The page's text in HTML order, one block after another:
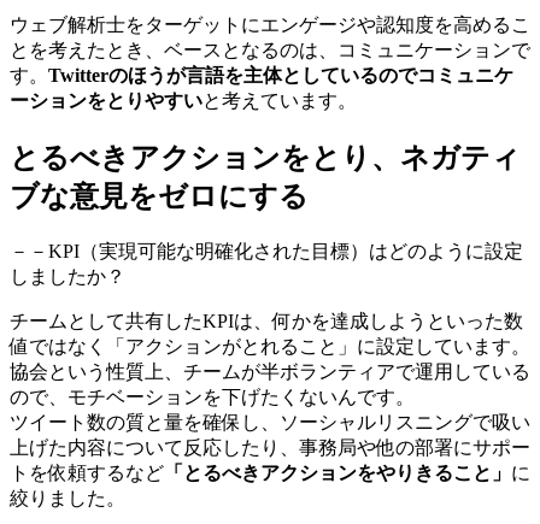
ウェブ解析士をターゲットにエンゲージや認知度を高めるこ
とを考えたとき、ベースとなるのは、コミュニケーションで
す。 Twitterのほうが言語を主体としているのでコミュニケ
ーションをとりやすいと考えています。
とるべきアクションをとり、ネガティ
ブな意見をゼロにする
－－KPI（実現可能な明確化された目標）はどのように設定
しましたか？
チームとして共有したKPIは、何かを達成しようといった数
値ではなく「アクションがとれること」に設定しています。
協会という性質上、チームが半ボランティアで運用している
ので、モチベーションを下げたくないんです。
ツイート数の質と量を確保し、ソーシャルリスニングで吸い
上げた内容について反応したり、事務局や他の部署にサポー
トを依頼するなど 「とるべきアクションをやりきること」 に
絞りました。